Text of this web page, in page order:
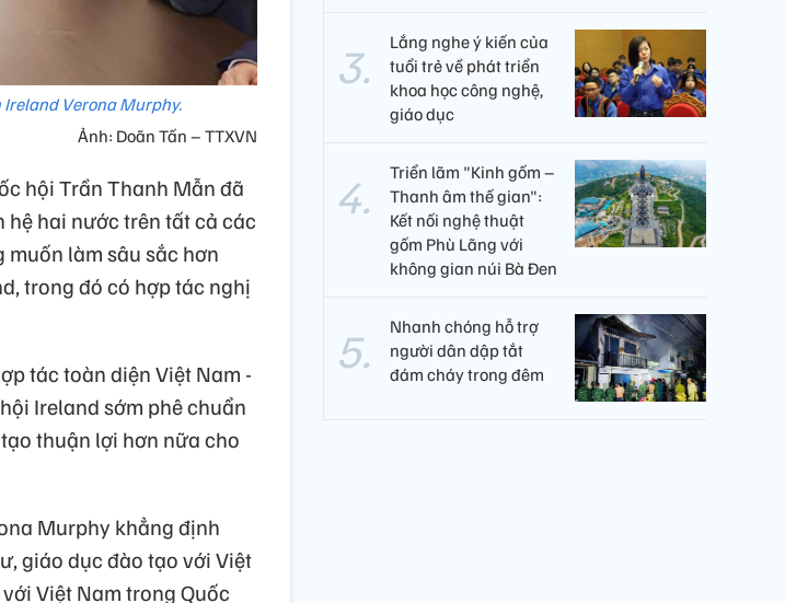
Verona Murphy.
Ảnh: Doãn Tấn – TTXVN
hội Trần Thanh Mẫn đã
hai nước trên tất cả các
làm sâu sắc hơn
trong đó có hợp tác nghị
tác toàn diện Việt Nam -
Ireland sớm phê chuẩn
thuận lợi hơn nữa cho
Murphy khẳng định
giáo dục đào tạo với Việt
Việt Nam trong Quốc
Lắng nghe ý kiến của
tuổi trẻ về phát triển
khoa học công nghệ,
giáo dục
Triển lãm "Kinh gốm –
Thanh âm thế gian":
Kết nối nghệ thuật
gốm Phù Lãng với
không gian núi Bà Đen
Nhanh chóng hỗ trợ
người dân dập tắt
đám cháy trong đêm